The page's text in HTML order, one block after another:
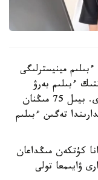
ءبىلىم مينيسترلىگى
ءبىلىم بەرۋ
گرانتتارىنىڭ يەگەرلەرى ءتىزىمىن جاريالادى. بيىل 75 مىڭنان
تەگىن ءبىلىم
كۇتكەن مىڭداعان
ۋايىمعا تولى